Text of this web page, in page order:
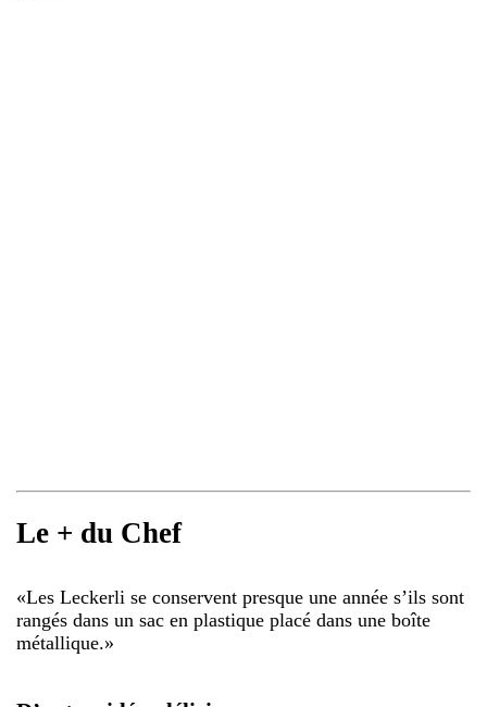
Le + du Chef
«Les Leckerli se conservent presque une année s’ils sont
rangés dans un sac en plastique placé dans une boîte
métallique.»